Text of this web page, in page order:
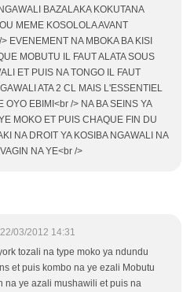
BAZALAKA KOKUTANA
MEME KOSOLOLA AVANT
EVENEMENT NA MBOKA BA KISI
MOBUTU IL FAUT ALATA SOUS
ET PUIS NA TONGO IL FAUT
ATA 2 CL MAIS L'ESSENTIEL
OYO EBIMI<br /> NA BA SEINS YA
MOKO ET PUIS CHAQUE FIN DU
NA DROIT YA KOSIBA NGAWALI NA
NA YE<br />
22/03/2012 14:31
tozali na type moko ya ndundu
et puis kombo na ye ezali Mobutu
na ye azali mushawili et puis na